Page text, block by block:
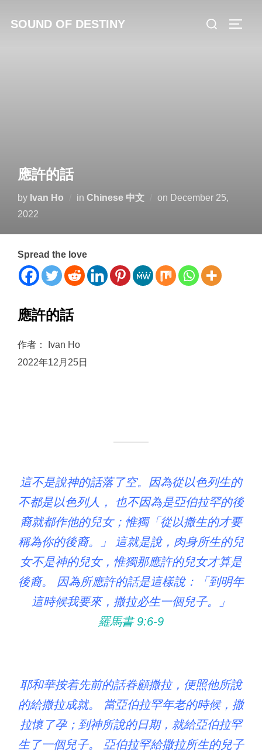
SOUND OF DESTINY
Search
應許的話
by Ivan Ho in Chinese 中文 on Posted
December 25,
2022
Spread the love
應許的話
作者： Ivan Ho
2022年12月25日
這不是說神的話落了空。因為從以色列生的
不都是以色列人， 也不因為是亞伯拉罕的後
裔就都作他的兒女；惟獨「從以撒生的才要
稱為你的後裔。」 這就是說，肉身所生的兒
女不是神的兒女，惟獨那應許的兒女才算是
後裔。 因為所應許的話是這樣說：「到明年
這時候我要來，撒拉必生一個兒子。」
羅馬書 9:6‭-‬9
耶和華按着先前的話眷顧撒拉，便照他所說
的給撒拉成就。 當亞伯拉罕年老的時候，撒
拉懷了孕；到神所說的日期，就給亞伯拉罕
生了一個兒子。 亞伯拉罕給撒拉所生的兒子